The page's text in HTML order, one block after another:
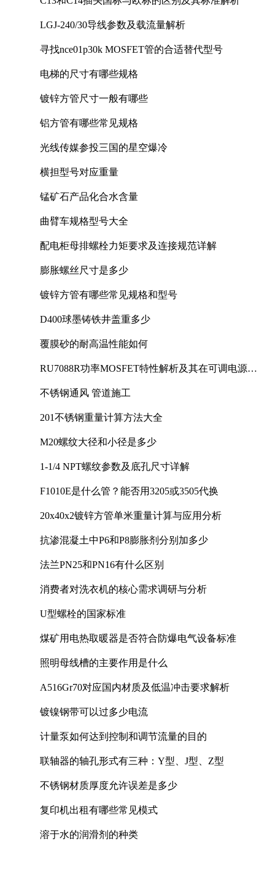
LGJ-240/30导线参数及载流量解析
寻找nce01p30k MOSFET管的合适替代型号
电梯的尺寸有哪些规格
镀锌方管尺寸一般有哪些
铝方管有哪些常见规格
光线传媒参投三国的星空爆冷
横担型号对应重量
锰矿石产品化合水含量
曲臂车规格型号大全
配电柜母排螺栓力矩要求及连接规范详解
膨胀螺丝尺寸是多少
镀锌方管有哪些常见规格和型号
D400球墨铸铁井盖重多少
覆膜砂的耐高温性能如何
RU7088R功率MOSFET特性解析及其在可调电源设
不锈钢通风 管道施工
201不锈钢重量计算方法大全
M20螺纹大径和小径是多少
1-1/4 NPT螺纹参数及底孔尺寸详解
F1010E是什么管？能否用3205或3505代换
20x40x2镀锌方管单米重量计算与应用分析
抗渗混凝土中P6和P8膨胀剂分别加多少
法兰PN25和PN16有什么区别
消费者对洗衣机的核心需求调研与分析
U型螺栓的国家标准
煤矿用电热取暖器是否符合防爆电气设备标准
照明母线槽的主要作用是什么
A516Gr70对应国内材质及低温冲击要求解析
镀镍钢带可以过多少电流
计量泵如何达到控制和调节流量的目的
联轴器的轴孔形式有三种：Y型、J型、Z型
不锈钢材质厚度允许误差是多少
复印机出租有哪些常见模式
溶于水的润滑剂的种类